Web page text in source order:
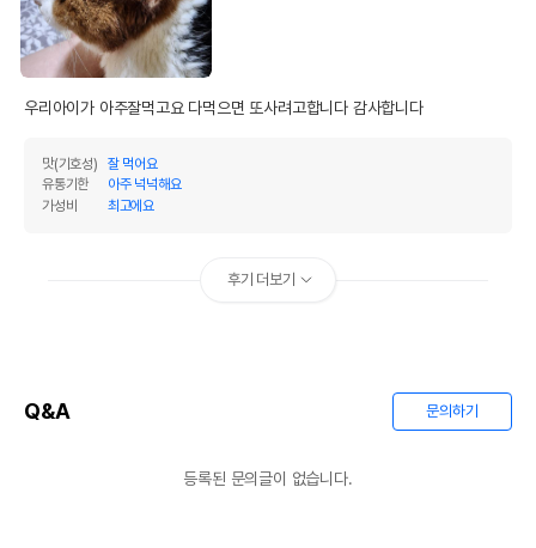
우리아이가 아주잘먹고요 다먹으면 또사려고합니다 감사합니다
맛(기호성)
잘 먹어요
유통기한
아주 넉넉해요
가성비
최고에요
후기 더보기
Q&A 문의하기
등록된 문의글이 없습니다.